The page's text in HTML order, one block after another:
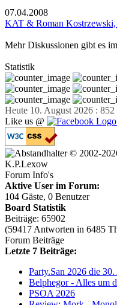
07.04.2008
KAT & Roman
Mehr Diskussionen gibt es im
Statistik
Heute 10. August 2026 : 852
Like us @
© 2002-
K.P.Lexow
Forum Info's
Aktive User im Forum:
104 Gäste, 0 Benutzer
Board Statistik
Beiträge: 65902
(59417 Antworten in 6485
Forum Beiträge
Letzte 7 Beiträge:
Party.San 2026 die
Belphegor - Alles um
PSOA 2026